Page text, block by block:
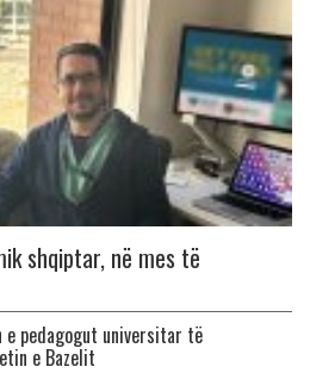
shqiptar, në mes të
e pedagogut universitar të
e Bazelit